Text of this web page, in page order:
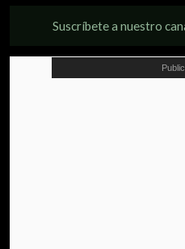
Suscríbete a nuestro